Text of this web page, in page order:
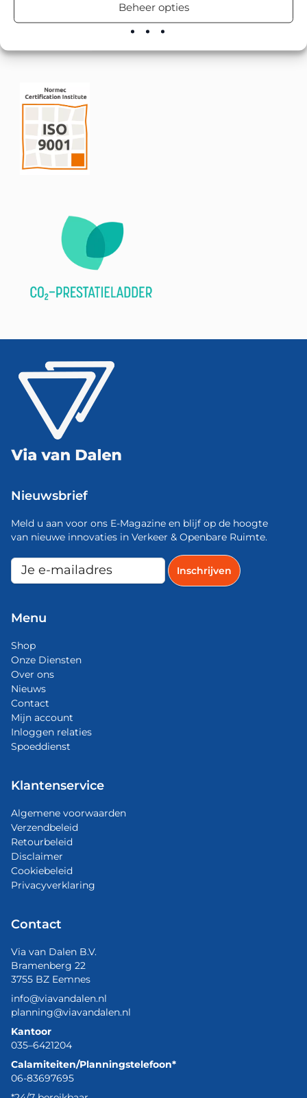
Beheer opties
Nieuwsbrief
Meld u aan voor ons E-Magazine en blijf op de hoogte
van nieuwe innovaties in Verkeer & Openbare Ruimte.
Menu
Shop
Onze Diensten
Over ons
Nieuws
Contact
Mijn account
Inloggen relaties
Spoeddienst
Klantenservice
Algemene voorwaarden
Verzendbeleid
Retourbeleid
Disclaimer
Cookiebeleid
Privacyverklaring
Contact
Via van Dalen B.V.
Bramenberg 22
3755 BZ Eemnes
info@viavandalen.nl
planning@viavandalen.nl
Kantoor
035–6421204
Calamiteiten/Planningstelefoon*
06-83697695